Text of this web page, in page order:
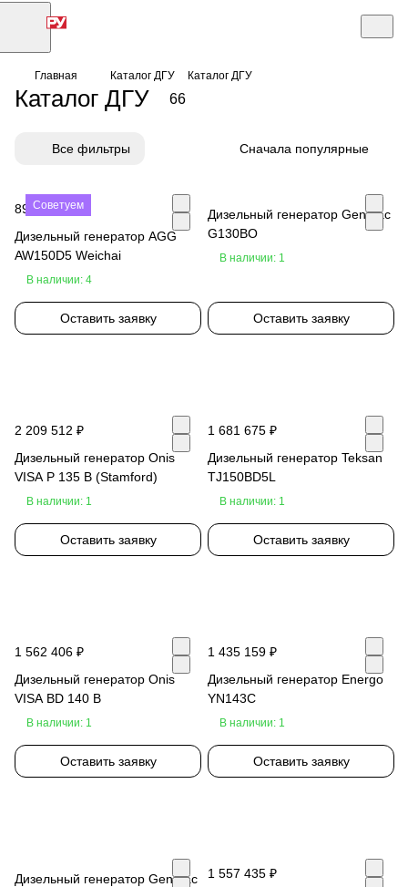
Главная Каталог ДГУ Каталог ДГУ
Каталог ДГУ 66
Все фильтры Сначала популярные
Советуем
890 000 ₽
Дизельный генератор AGG
AW150D5 Weichai
В наличии: 4
Оставить заявку
Дизельный генератор Genmac
G130BO
В наличии: 1
Оставить заявку
2 209 512 ₽
Дизельный генератор Onis
VISA P 135 B (Stamford)
В наличии: 1
Оставить заявку
1 681 675 ₽
Дизельный генератор Teksan
TJ150BD5L
В наличии: 1
Оставить заявку
1 562 406 ₽
Дизельный генератор Onis
VISA BD 140 B
В наличии: 1
Оставить заявку
1 435 159 ₽
Дизельный генератор Energo
YN143C
В наличии: 1
Оставить заявку
Дизельный генератор Genmac
1 557 435 ₽